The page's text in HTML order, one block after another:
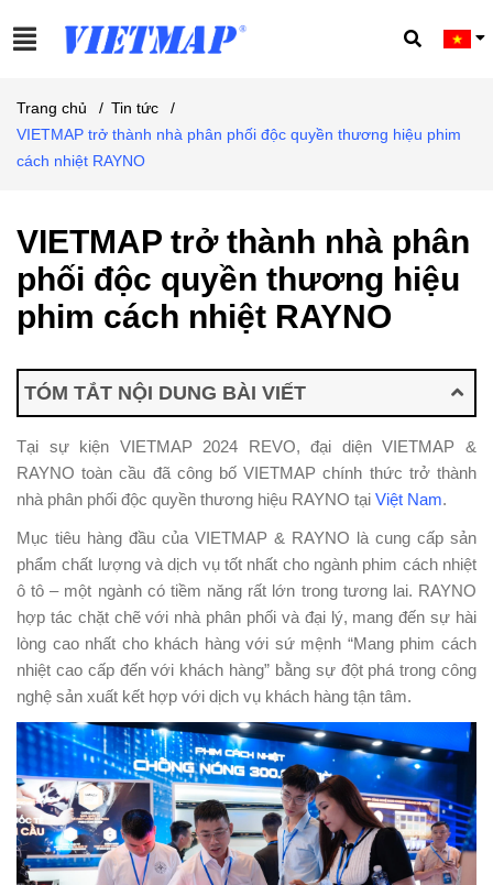
Trang chủ / Tin tức
/
VIETMAP trở thành nhà phân phối độc quyền thương hiệu phim
cách nhiệt RAYNO
VIETMAP trở thành nhà phân
phối độc quyền thương hiệu
phim cách nhiệt RAYNO
TÓM TẮT NỘI DUNG BÀI VIẾT
Tại sự kiện VIETMAP 2024 REVO, đại diện VIETMAP &
RAYNO toàn cầu đã công bố VIETMAP chính thức trở thành
nhà phân phối độc quyền thương hiệu RAYNO tại Việt Nam.
Mục tiêu hàng đầu của VIETMAP & RAYNO là cung cấp sản
phẩm chất lượng và dịch vụ tốt nhất cho ngành phim cách nhiệt
ô tô – một ngành có tiềm năng rất lớn trong tương lai. RAYNO
hợp tác chặt chẽ với nhà phân phối và đại lý, mang đến sự hài
lòng cao nhất cho khách hàng với sứ mệnh “Mang phim cách
nhiệt cao cấp đến với khách hàng” bằng sự đột phá trong công
nghệ sản xuất kết hợp với dịch vụ khách hàng tận tâm.